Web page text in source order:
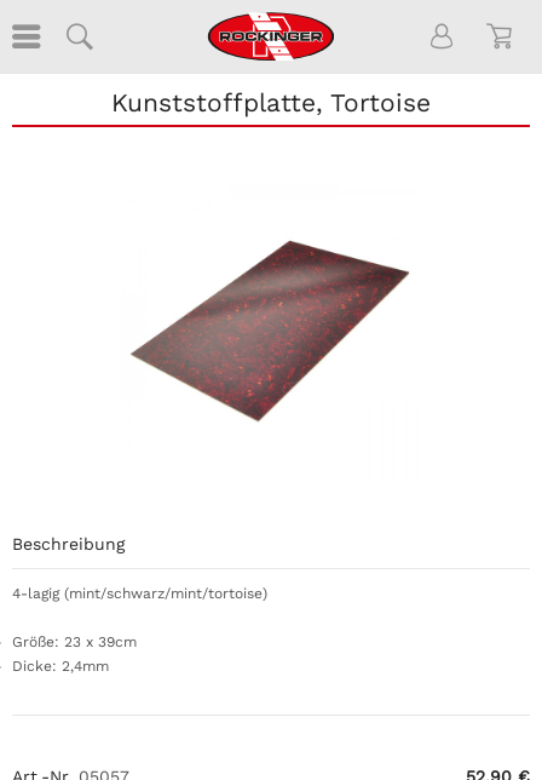
Kunststoffplatte, Tortoise
Beschreibung
4-lagig (mint/schwarz/mint/tortoise)
Größe: 23 x 39cm
Dicke: 2,4mm